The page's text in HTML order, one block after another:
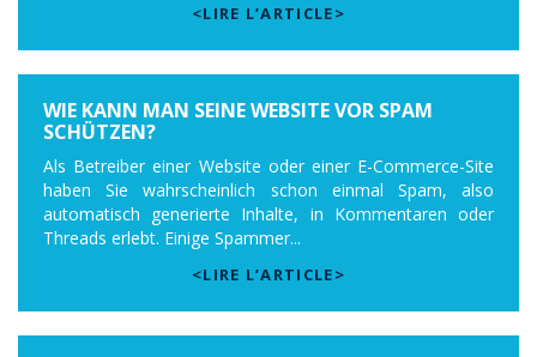
<LIRE L’ARTICLE>
WIE KANN MAN SEINE WEBSITE VOR SPAM
SCHÜTZEN?
Als Betreiber einer Website oder einer E-Commerce-Site
haben Sie wahrscheinlich schon einmal Spam, also
automatisch generierte Inhalte, in Kommentaren oder
Threads erlebt. Einige Spammer...
<LIRE L’ARTICLE>